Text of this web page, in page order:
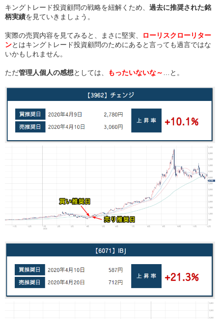
キングトレード投資顧問の戦略を紐解くため、 過去に推奨された銘
柄実績を見ていきましょう。
実際の売買内容を見てみると、まさに堅実、
ローリスクローリター
ンとはキングトレード投資顧問のためにあると言っても過言ではな
いかもしれません。
ただ管理人個人の感想としては、 もったいないな～ …と。